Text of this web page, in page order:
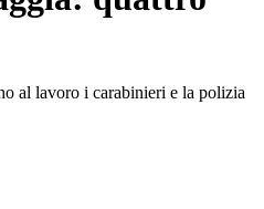
al lavoro i carabinieri e la polizia